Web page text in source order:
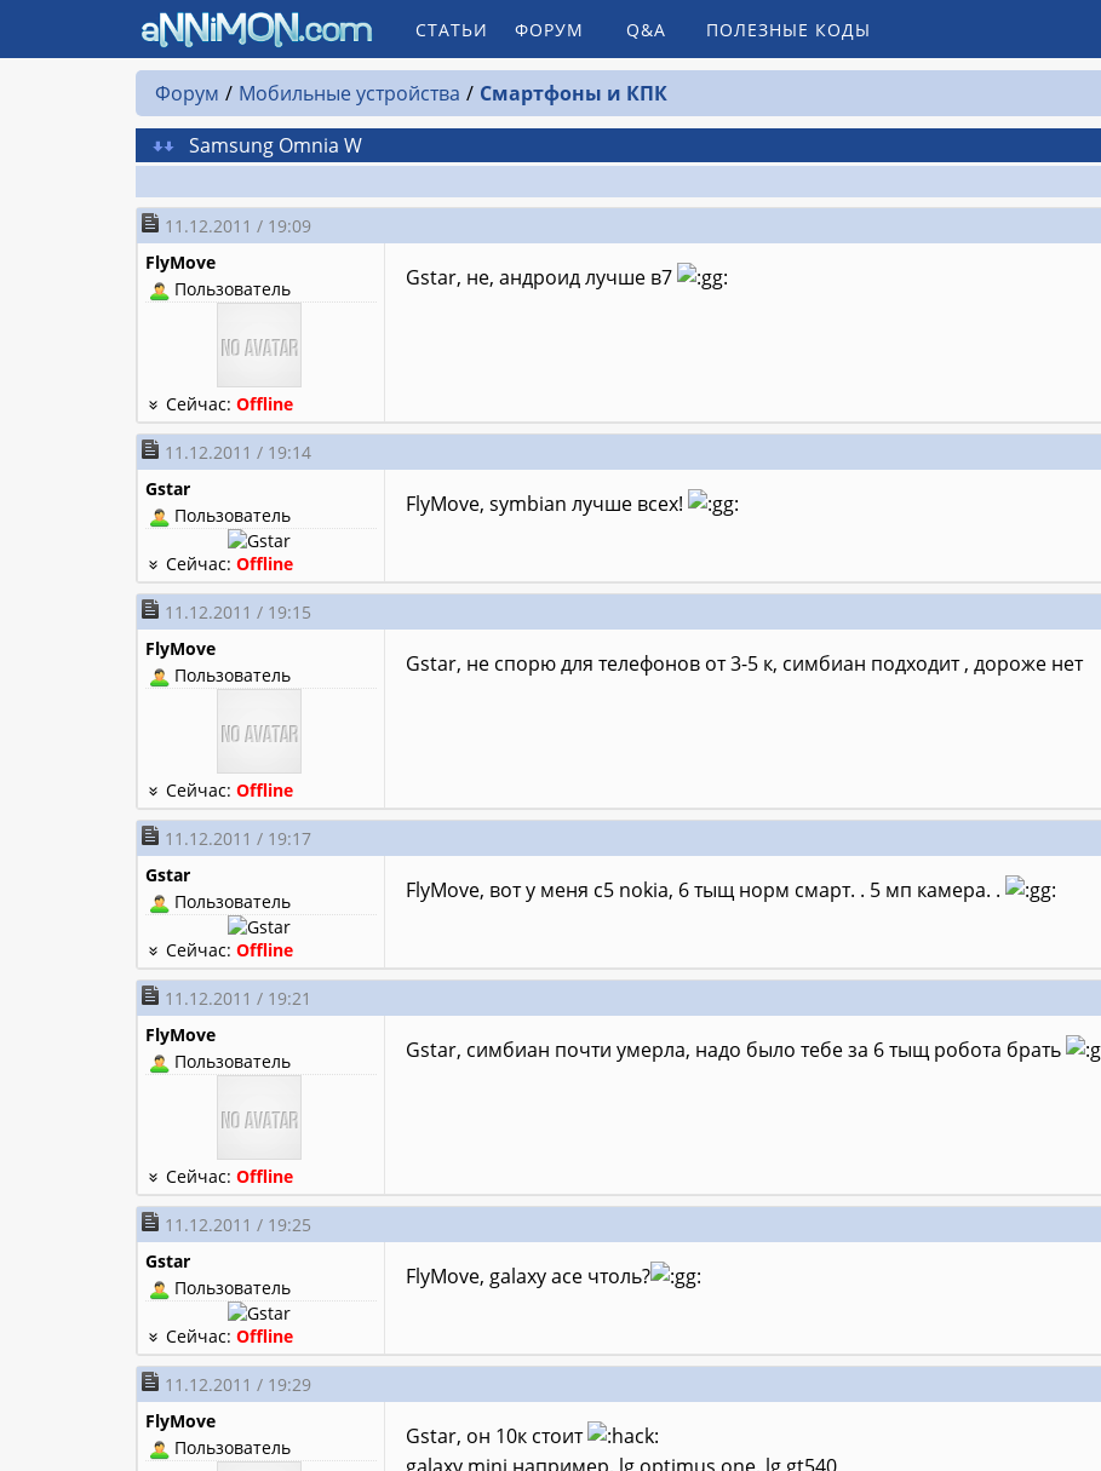
СТАТЬИ ФОРУМ Q&A ПОЛЕЗНЫЕ КОДЫ
Форум Мобильные устройства Смартфоны и КПК
Samsung Omnia W
11.12.2011 / 19:09
FlyMove
Пользователь
Сейчас:Offline
Gstar, не, андроид лучше в7
11.12.2011 / 19:14
Gstar
Пользователь
Сейчас:Offline
FlyMove, symbian лучше всех!
11.12.2011 / 19:15
FlyMove
Пользователь
Сейчас:Offline
Gstar, не спорю для телефонов от 3-5 к, симбиан подходит , дороже нет
11.12.2011 / 19:17
Gstar
Пользователь
Сейчас:Offline
FlyMove, вот у меня с5 nokia, 6 тыщ норм смарт. . 5 мп камера. .
11.12.2011 / 19:21
FlyMove
Пользователь
Сейчас:Offline
Gstar, симбиан почти умерла, надо было тебе за 6 тыщ робота брать
11.12.2011 / 19:25
Gstar
Пользователь
Сейчас:Offline
FlyMove, galaxy асе чтоль?
11.12.2011 / 19:29
FlyMove
Пользователь
Gstar, он 10к стоит